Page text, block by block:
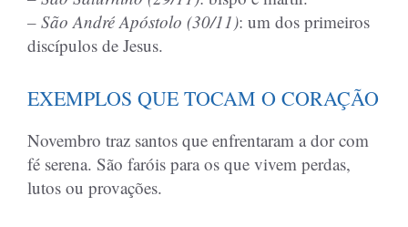
– São André Apóstolo (30/11): um dos primeiros
discípulos de Jesus.
EXEMPLOS QUE TOCAM O CORAÇÃO
Novembro traz santos que enfrentaram a dor com
fé serena. São faróis para os que vivem perdas,
lutos ou provações.